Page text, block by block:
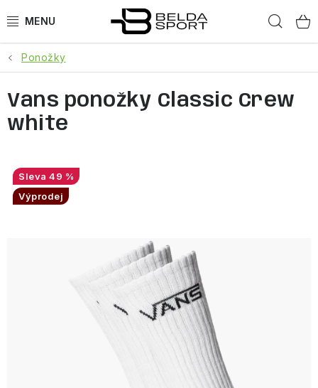
na
SPORTY
BĚH
BOGNER
OBLEČENÍ
Ponožky
Vans ponožky Classic Crew
white
49 %
Výprodej